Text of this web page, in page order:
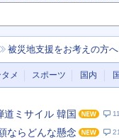
被災地支援をお考えの方
メ スポーツ 国内
道ミサイル 韓国
ならどんな懸念